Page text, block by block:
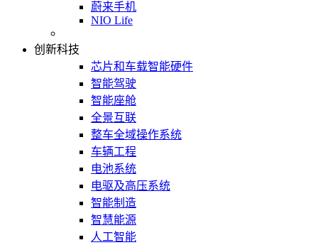
蔚来手机
NIO Life
创新科技
芯片和车载智能硬件
智能驾驶
智能座舱
全景互联
整车全域操作系统
车辆工程
电池系统
电驱及高压系统
智能制造
智慧能源
人工智能